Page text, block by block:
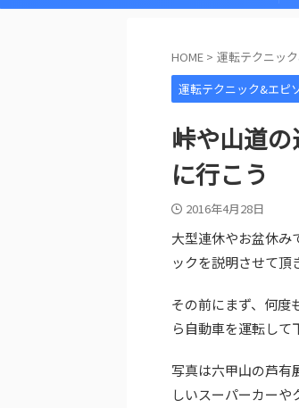
HOME > 運転テクニッ
運転テクニック&エピ
峠や山道
に行こう
2016年4月28日
大型連休やお盆休み
ックを説明させて頂
その前にまず、何度
ら自動車を運転して
写真は六甲山の芦有
しいスーパーカー